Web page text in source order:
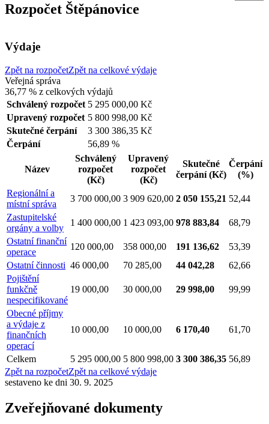
Rozpočet Štěpánovice
Výdaje
Zpět na rozpočetZpět na celkové výdaje
Veřejná správa
36,77 % z celkových výdajů
Schválený rozpočet 5 295 000,00 Kč
Upravený rozpočet 5 800 998,00 Kč
Skutečné čerpání
3 300 386,35 Kč
Čerpání
56,89 %
Název
Schválený
rozpočet
(Kč)
Upravený
rozpočet
(Kč)
Skutečné
čerpání(Kč)
Čerpání
(%)
Regionální a
místní správa
3 700 000,00 3 909 620,00 2 050 155,21 52,44
Zastupitelské
orgány a volby
1 400 000,00 1 423 093,00 978 883,84
68,79
Ostatní finanční
operace
120 000,00 358 000,00 191 136,62
53,39
Ostatní činnosti 46 000,00 70 285,00 44 042,28
62,66
Pojištění
funkčně
nespecifikované
19 000,00 30 000,00 29 998,00 99,99
Obecné příjmy
a výdaje z
finančních
operací
10 000,00 10 000,00 6 170,40 61,70
Celkem 5 295 000,00 5 800 998,00 3 300 386,35 56,89
Zpět na rozpočetZpět na celkové výdaje
sestaveno ke dni 30. 9. 2025
Zveřejňované dokumenty